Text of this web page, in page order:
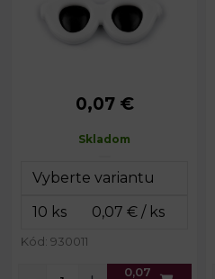
Rozmery:
30 x 12 mm
0,07 €
Skladom
Kód: 930011
0,07